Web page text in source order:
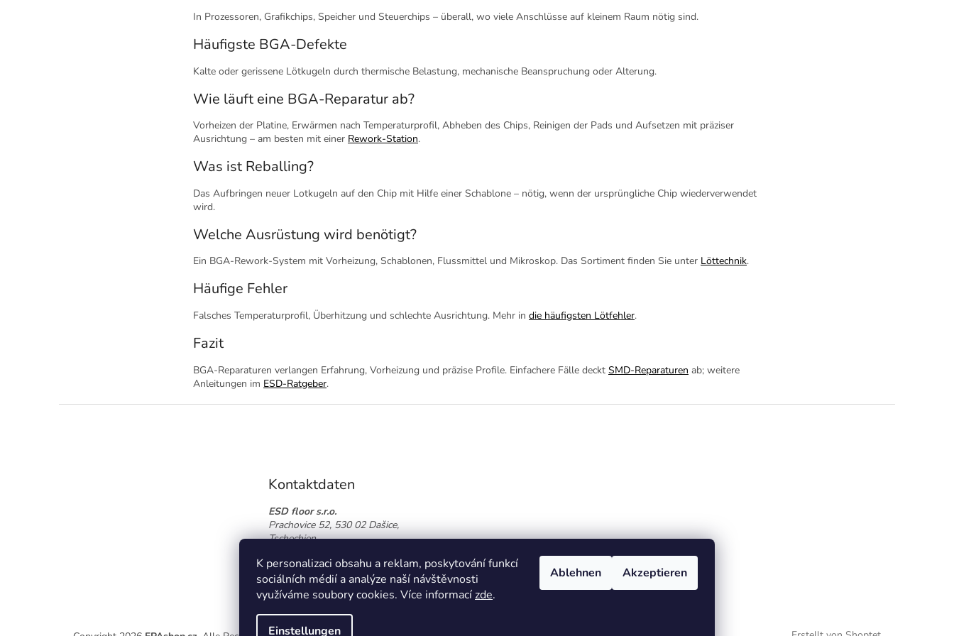
K personalizaci obsahu a reklam, poskytování funkcí
sociálních médií a analýze naší návštěvnosti
využíváme soubory cookies. Více informacízde.
Einstellungen
Ablehnen Akzeptieren
In Prozessoren, Grafikchips, Speicher und Steuerchips – überall, wo viele Anschlüsse auf kleinem Raum nötig sind.
Häufigste BGA-Defekte
Kalte oder gerissene Lötkugeln durch thermische Belastung, mechanische Beanspruchung oder Alterung.
Wie läuft eine BGA-Reparatur ab?
Vorheizen der Platine, Erwärmen nach Temperaturprofil, Abheben des Chips, Reinigen der Pads und Aufsetzen mit präziser
Ausrichtung – am besten mit einer Rework-Station.
Was ist Reballing?
Das Aufbringen neuer Lotkugeln auf den Chip mit Hilfe einer Schablone – nötig, wenn der ursprüngliche Chip wiederverwendet
wird.
Welche Ausrüstung wird benötigt?
Ein BGA-Rework-System mit Vorheizung, Schablonen, Flussmittel und Mikroskop. Das Sortiment finden Sie unter Löttechnik.
Häufige Fehler
Falsches Temperaturprofil, Überhitzung und schlechte Ausrichtung. Mehr in die häufigsten Lötfehler.
Fazit
BGA-Reparaturen verlangen Erfahrung, Vorheizung und präzise Profile. Einfachere Fälle deckt SMD-Reparaturen ab; weitere
Anleitungen im ESD-Ratgeber.
Kontaktdaten
ESD floor s.r.o.
Prachovice 52, 530 02 Dašice,
Tschechien
info@esdfloor.cz